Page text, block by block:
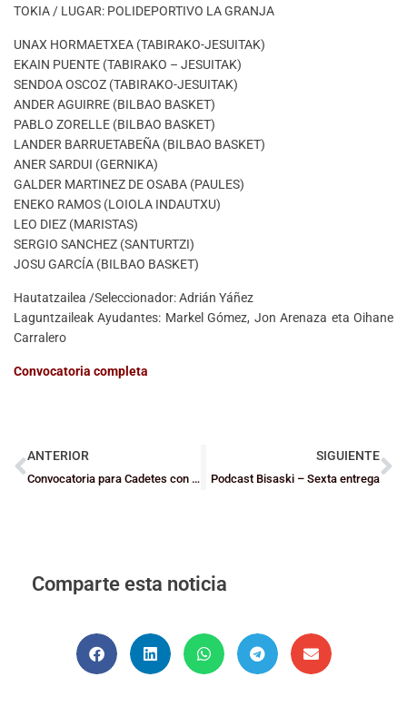
TOKIA / LUGAR: POLIDEPORTIVO LA GRANJA
UNAX HORMAETXEA (TABIRAKO-JESUITAK)
EKAIN PUENTE (TABIRAKO – JESUITAK)
SENDOA OSCOZ (TABIRAKO-JESUITAK)
ANDER AGUIRRE (BILBAO BASKET)
PABLO ZORELLE (BILBAO BASKET)
LANDER BARRUETABEÑA (BILBAO BASKET)
ANER SARDUI (GERNIKA)
GALDER MARTINEZ DE OSABA (PAULES)
ENEKO RAMOS (LOIOLA INDAUTXU)
LEO DIEZ (MARISTAS)
SERGIO SANCHEZ (SANTURTZI)
JOSU GARCÍA (BILBAO BASKET)
Hautatzailea /Seleccionador: Adrián Yáñez
Laguntzaileak Ayudantes: Markel Gómez, Jon Arenaza eta Oihane
Carralero
Convocatoria completa
ANTERIOR
Convocatoria para Cadetes con última sesión incluída
SIGUIENTE
Podcast Bisaski – Sexta entrega
Comparte esta noticia